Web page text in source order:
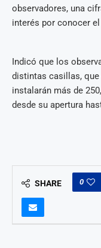
observadores, una
interés por conocer
Indicó que los
distintas casillas,
instalarán más de
desde su apertura
SHARE 0